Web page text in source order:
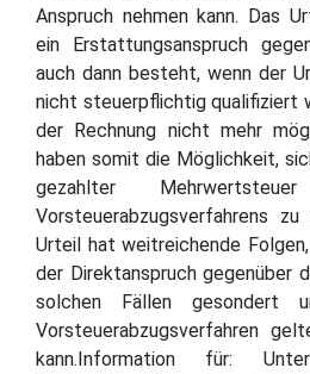
Anspruch nehmen kann. Das
ein Erstattungsanspruch
auch dann besteht, wenn der
nicht steuerpflichtig qualifiziert
der Rechnung nicht mehr
haben somit die Möglichkeit,
gezahlter
Vorsteuerabzugsverfahrens
Urteil hat weitreichende
der Direktanspruch gegenüber
solchen Fällen gesondert
Vorsteuerabzugsverfahren
kann.Information für: